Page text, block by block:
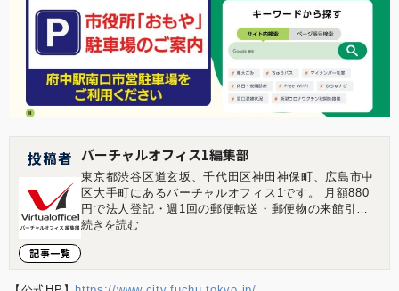
投稿者
記事一覧
バーチャルオフィス1編集部
東京都渋谷区道玄坂、千代田区神田神保町、広島市中
区大手町にあるバーチャルオフィス1です。 月額880
円で法人登記・週1回の郵便転送・郵便物の来館引取
ができる起業家やフリーランスのためのバーチャルオ
続きを読む